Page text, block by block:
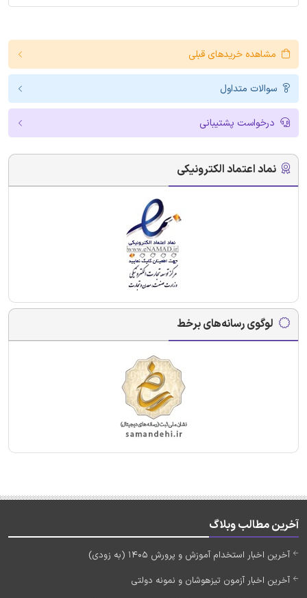
مشاهده خریدهای قبلی
سوالات متداول
درخواست پشتیبانی
نماد اعتماد الکترونیکی
لوگوی رسانه‌های برخط
آخرین مطالب وبلاگ
آخرین اخبار استخدام آموزش و پرورش 1405 (به زودی)
آخرین اخبار آزمون تیزهوشان و نمونه دولتی